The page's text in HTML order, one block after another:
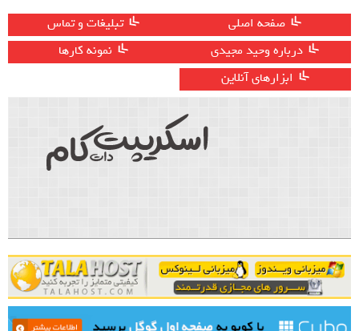
صفحه اصلی
تبلیغات و تماس
درباره وحید مجیدی
نمونه کارها
ابزارهای آنلاین